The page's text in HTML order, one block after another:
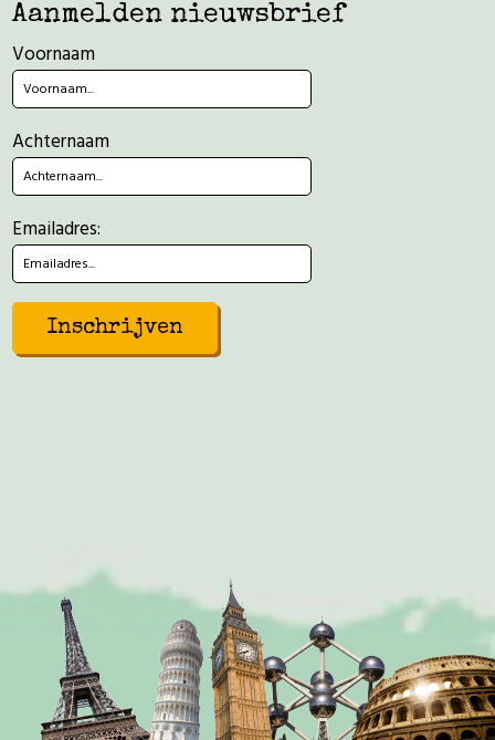
Aanmelden nieuwsbrief
Voornaam
Achternaam
Emailadres: